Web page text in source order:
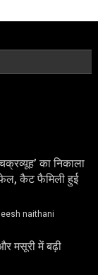
का निकाला
कैट फैमिली हुई
naithani
मसूरी में बढ़ी